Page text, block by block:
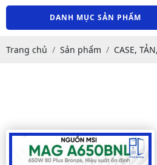
DANH MỤC SẢN PHẨM
Trang chủ Sản phẩm CASE,